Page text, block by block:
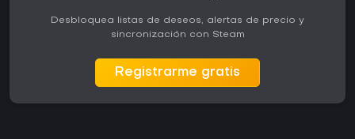
Desbloquea listas de deseos, alertas de precio y
sincronización con Steam
Registrarme gratis